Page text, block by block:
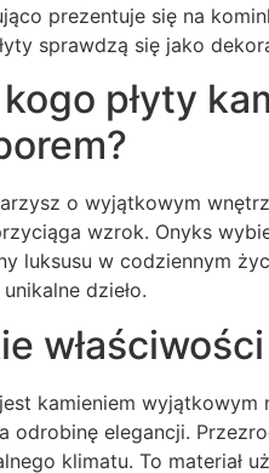
prezentuje się na
sprawdzą się jako
płyty
o wyjątkowym
wzrok. Onyks
luksusu w codziennym
dzieło.
kamieniem
odrobinę elegancji.
klimatu. To materiał